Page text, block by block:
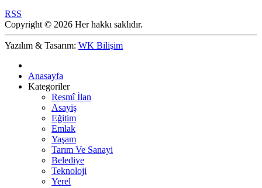
RSS
Copyright © 2026 Her hakkı saklıdır.
Yazılım & Tasarım: WK Bilişim
Anasayfa
Kategoriler
Resmî İlan
Asayiş
Eğitim
Emlak
Yaşam
Tarım Ve Sanayi
Belediye
Teknoloji
Yerel